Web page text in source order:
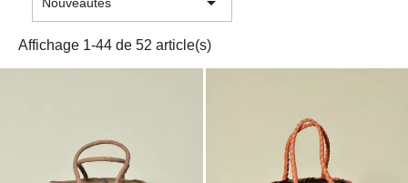
Affichage 1-44 de 52 article(s)